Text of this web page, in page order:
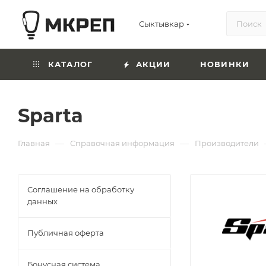
Сыктывкар
КАТАЛОГ АКЦИИ НОВИНКИ
Sparta
Главная — Справочная информация — Производители
Соглашение на обработку
данных
Публичная оферта